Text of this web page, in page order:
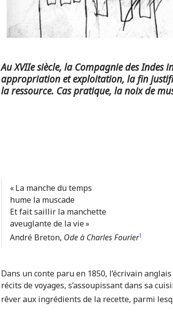
Au XVIIe siècle, la Compagnie des
appropriation et exploitation, la fin
la ressource. Cas pratique, la noix de
« La manche du temps
hume la muscade
Et fait saillir la manchette
aveuglante de la vie »
André Breton, Ode à Charles Fourier1
Dans un conte paru en 1850, l’écrivain
récits de voyages, s’assoupissant dans sa
rêver aux ingrédients de la recette, parmi